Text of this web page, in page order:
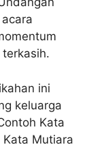
ini
keluarga
Kata
Mutiara